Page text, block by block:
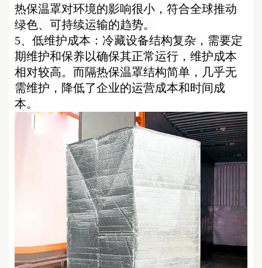
热保温罩对环境的影响很小，符合全球推动
绿色、可持续运输的趋势。
5、 低维护成本： 冷藏设备结构复杂，需要定
期维护和保养以确保其正常运行 ， 维护成本
相对较高。而隔热保温罩结构简单 ， 几乎无
需维护， 降低了企业的运营成本和时间成
本。